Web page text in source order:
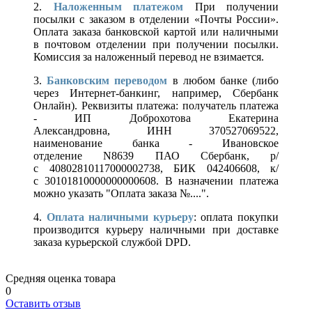
2. Наложенным платежом При получении
посылки с заказом в отделении «Почты России».
Оплата заказа банковской картой или наличными
в почтовом отделении при получении посылки.
Комиссия за наложенный перевод не взимается.
3.Банковским переводом в любом банке (либо
через Интернет-банкинг, например, Сбербанк
Онлайн). Реквизиты платежа: получатель платежа
- ИП Доброхотова Екатерина
Александровна, ИНН 370527069522,
наименование банка - Ивановское
отделение N8639 ПАО Сбербанк, р/
с 40802810117000002738, БИК 042406608, к/
с 30101810000000000608. В назначении платежа
можно указать "Оплата заказа №....".
4. Оплата наличными курьеру: оплата покупки
производится курьеру наличными при доставке
заказа курьерской службой DPD.
Средняя оценка товара
0
Оставить отзыв